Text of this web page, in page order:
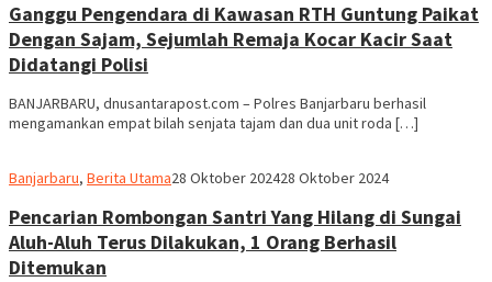
Ganggu Pengendara di Kawasan RTH Guntung Paikat
Dengan Sajam, Sejumlah Remaja Kocar Kacir Saat
Didatangi Polisi
BANJARBARU, dnusantarapost.com – Polres Banjarbaru berhasil
mengamankan empat bilah senjata tajam dan dua unit roda […]
Banjarbaru, Berita UtamaRedaksi
28 Oktober 202428 Oktober 2024
Pencarian Rombongan Santri Yang Hilang di Sungai
Aluh-Aluh Terus Dilakukan, 1 Orang Berhasil
Ditemukan